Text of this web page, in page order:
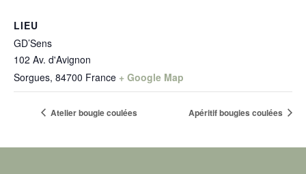
LIEU
GD’Sens
102 Av. d'Avignon
Sorgues, 84700 France + Google Map
Atelier bougie coulées Apéritif bougies coulées